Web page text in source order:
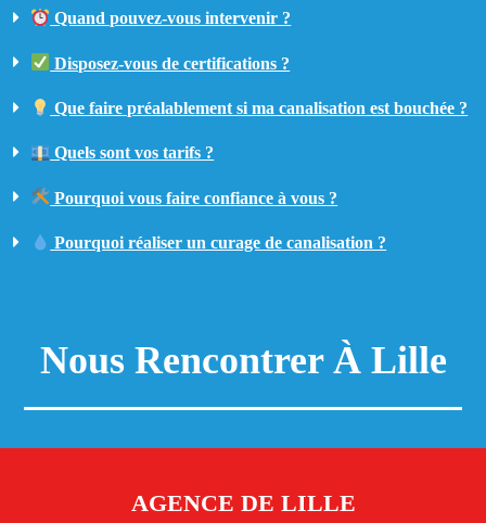
Quand pouvez-vous intervenir ?
Disposez-vous de certifications ?
Que faire préalablement si ma canalisation est bouchée ?
Quels sont vos tarifs ?
Pourquoi vous faire confiance à vous ?
Pourquoi réaliser un curage de canalisation ?
Nous Rencontrer À Lille
AGENCE DE LILLE